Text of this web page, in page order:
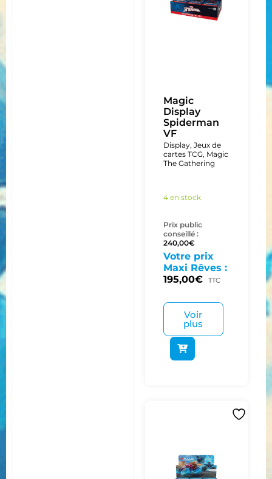
Magic
Display
Spiderman
VF
Display, Jeux de
cartes TCG, Magic
The Gathering
4 en stock
Prix public
conseillé :
240,00€
Votre prix
Maxi Rêves :
195,00€ TTC
Voir
plus